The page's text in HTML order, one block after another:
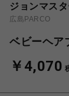
ジョンマス
広島PARCO
ベビーヘア
￥4,070